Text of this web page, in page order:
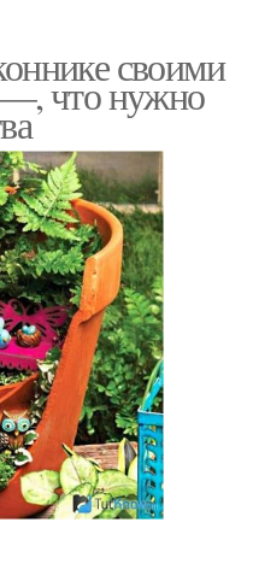
своими
что нужно